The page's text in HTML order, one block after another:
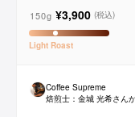
ョ
150g ¥3,900 (税込)
Light Roast
Coffee Supreme
焙煎士： 金城 光希さん